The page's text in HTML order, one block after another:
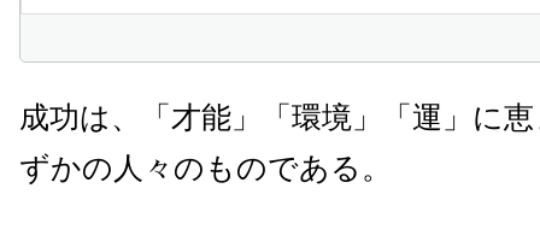
成功は、
「才能」「環境」「運」に
ずかの人々のものである。